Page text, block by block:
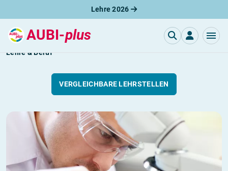
Lehre 2026
AUBI-plus
Chemikant / Chemikantin
Lehre & Beruf
VERGLEICHBARE LEHRSTELLEN